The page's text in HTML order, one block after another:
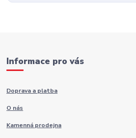
Informace pro vás
Doprava a platba
O nás
Kamenná prodejna